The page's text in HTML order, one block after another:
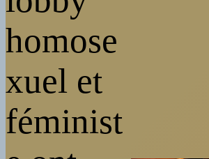
homose
xuel et
féminist